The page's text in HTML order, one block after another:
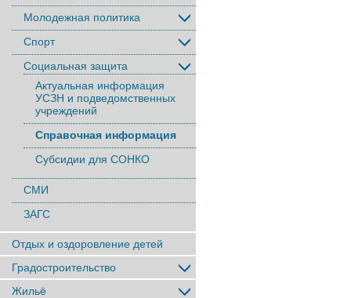
Молодежная политика
Спорт
Социальная защита
Актуальная информация
УСЗН и подведомственных
учреждений
Справочная информация
Субсидии для СОНКО
СМИ
ЗАГС
Отдых и оздоровление детей
Градостроительство
Жильё